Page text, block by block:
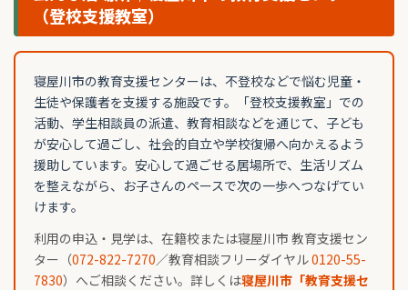
（登校支援教室）
寝屋川市の教育支援センターは、不登校などで悩む児童・
生徒や保護者を支援する施設です。「登校支援教室」での
活動、学生相談員の派遣、教育相談などを通じて、子ども
が安心して過ごし、社会的自立や学校復帰へ向かえるよう
援助しています。安心して過ごせる居場所で、生活リズム
を整えながら、お子さんのペースで次の一歩へつなげてい
けます。
利用の申込・見学は、在籍校または寝屋川市 教育支援セン
ター（072-822-7270／教育相談フリーダイヤル0120-55-
7830）へご相談ください。詳しくは寝屋川市「教育支援セ